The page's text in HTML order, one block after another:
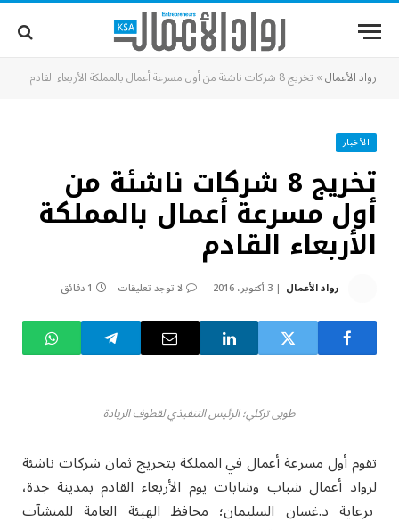
رواد الأعمال» تخريج 8 شركات ناشئة من أول مسرعة أعمال بالمملكة الأربعاء القادم
الأخبار
تخريج 8 شركات ناشئة من
أول مسرعة أعمال بالمملكة
الأربعاء القادم
رواد الأعمال 3 أكتوبر، 2016 لا توجد تعليقات 1 دقائق
طوبى تركلي؛ الرئيس التنفيذي لقطوف الريادة
تقوم أول مسرعة أعمال في المملكة بتخريج ثمان شركات ناشئة
لرواد أعمال شباب وشابات يوم الأربعاء القادم بمدينة جدة،
برعاية د.غسان السليمان؛ محافظ الهيئة العامة للمنشآت